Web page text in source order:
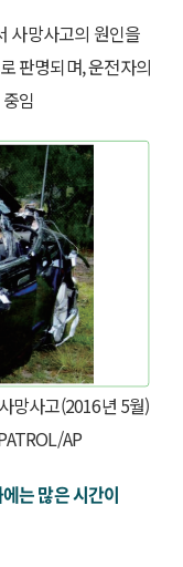
사망사고의 원인을
판명되며, 운전자의
임
망사고(2016년 5월)
AP
는 많은 시간이